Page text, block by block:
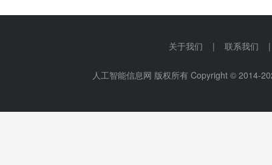
关于我们 | 联系我
人工智能信息网 版权所有 Copyright © 2014-